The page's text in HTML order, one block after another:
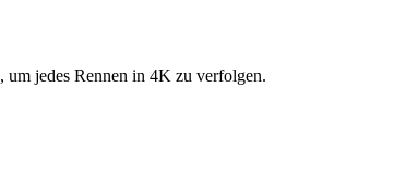
, um jedes Rennen in 4K zu verfolgen.